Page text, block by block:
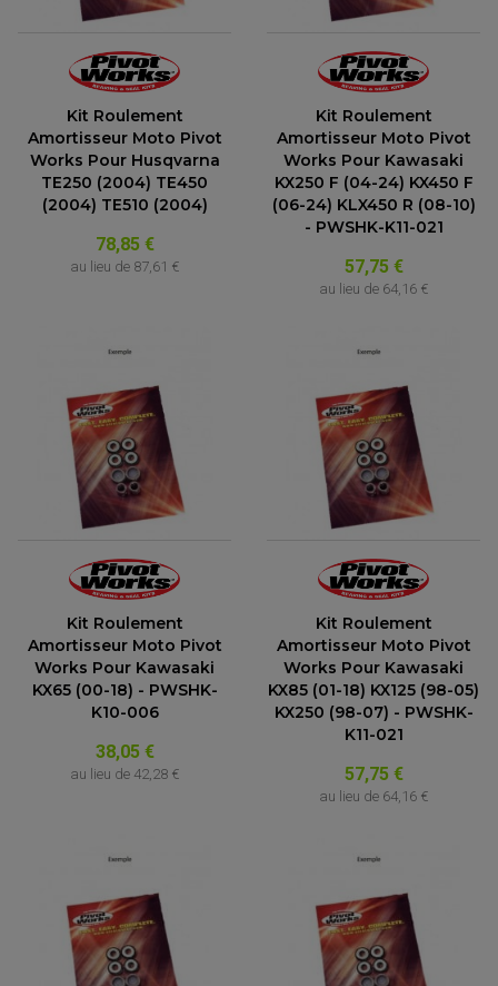
Kit Roulement
Amortisseur Moto Pivot
Works Pour Husqvarna
TE250 (2004) TE450
(2004) TE510 (2004)
78,85 €
au lieu de 87,61 €
Kit Roulement
Amortisseur Moto Pivot
Works Pour Kawasaki
KX250 F (04-24) KX450 F
(06-24) KLX450 R (08-10)
- PWSHK-K11-021
57,75 €
au lieu de 64,16 €
Kit Roulement
Amortisseur Moto Pivot
Works Pour Kawasaki
KX65 (00-18) - PWSHK-
K10-006
38,05 €
au lieu de 42,28 €
Kit Roulement
Amortisseur Moto Pivot
Works Pour Kawasaki
KX85 (01-18) KX125 (98-05)
KX250 (98-07) - PWSHK-
K11-021
57,75 €
au lieu de 64,16 €